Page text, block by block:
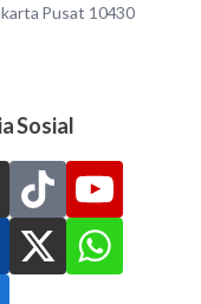
Pusat 10430
Sosial